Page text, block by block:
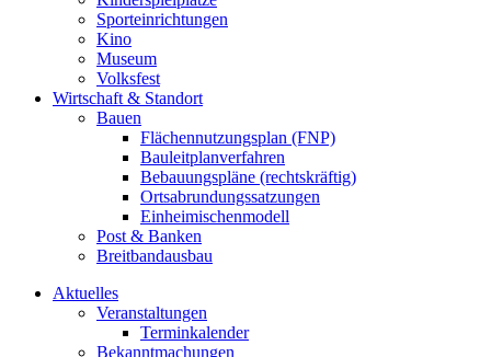
Sporteinrichtungen
Kino
Museum
Volksfest
Wirtschaft & Standort
Bauen
Flächennutzungsplan (FNP)
Bauleitplanverfahren
Bebauungspläne (rechtskräftig)
Ortsabrundungssatzungen
Einheimischenmodell
Post & Banken
Breitbandausbau
Aktuelles
Veranstaltungen
Terminkalender
Bekanntmachungen